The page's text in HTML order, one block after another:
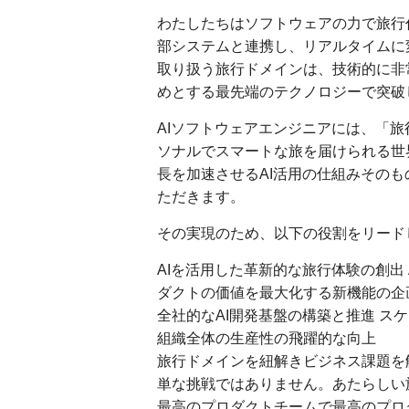
わたしたちはソフトウェアの力で旅
部システムと連携し、リアルタイム
取り扱う旅行ドメインは、技術的に
めとする最先端のテクノロジーで突
AIソフトウェアエンジニアには、「
ソナルでスマートな旅を届けられる
長を加速させるAI活用の仕組みその
ただきます。
その実現のため、以下の役割をリー
AIを活用した革新的な旅行体験の創
ダクトの価値を最大化する新機能の
全社的なAI開発基盤の構築と推進 ス
組織全体の生産性の飛躍的な向上
旅行ドメインを紐解きビジネス課題
単な挑戦ではありません。あたらし